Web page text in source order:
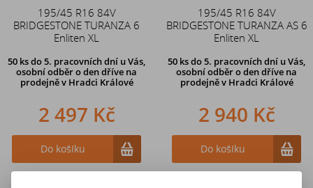
195/45 R16 84V
BRIDGESTONE TURANZA 6
Enliten XL
50 ksdo 5. pracovních dní u Vás,
osobní odběr o den dříve na
prodejněv Hradci Králové
2 497 Kč
Do košíku
195/45 R16 84V
BRIDGESTONE TURANZA AS 6
Enliten XL
50 ksdo 5. pracovních dní u Vás,
osobní odběr o den dříve na
prodejněv Hradci Králové
2 940 Kč
Do košíku